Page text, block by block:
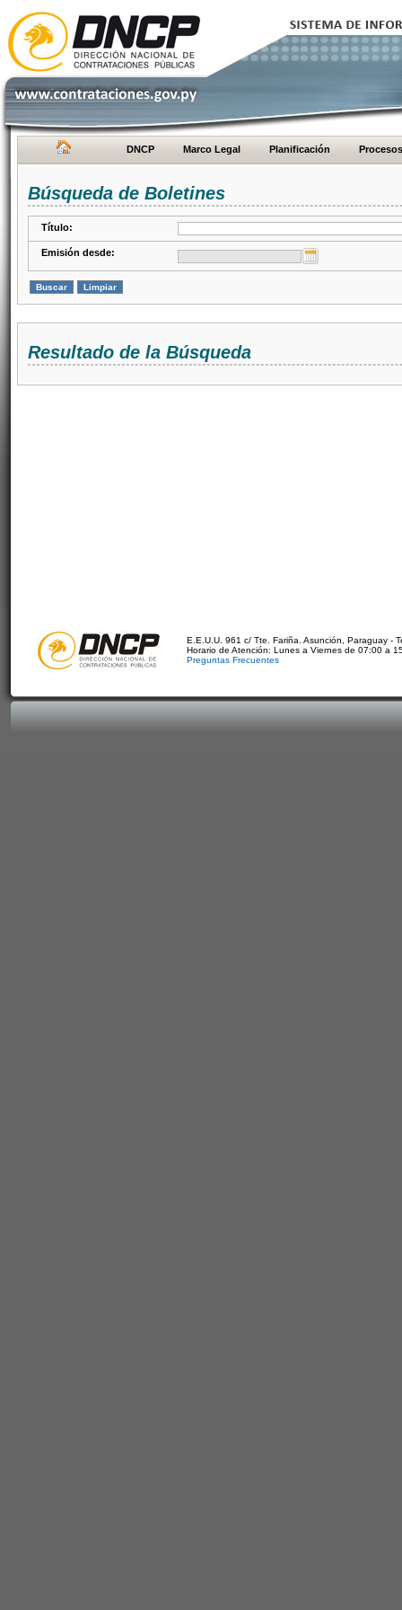
DNCP Marco Legal Planificación Procesos
Búsqueda de Boletines
Título:
Emisión desde:
Resultado de la Búsqueda
E.E.U.U. 961 c/ Tte. Fariña. Asunción, Paraguay -
Horario de Atención: Lunes a Viernes de 07:00 a
Preguntas Frecuentes